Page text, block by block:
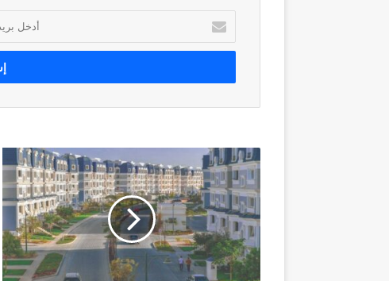
بريدك
الإلكتروني
ماونتن
فيو
تساهم
في
نمو
الاقتصاد
المصري..
الشركة